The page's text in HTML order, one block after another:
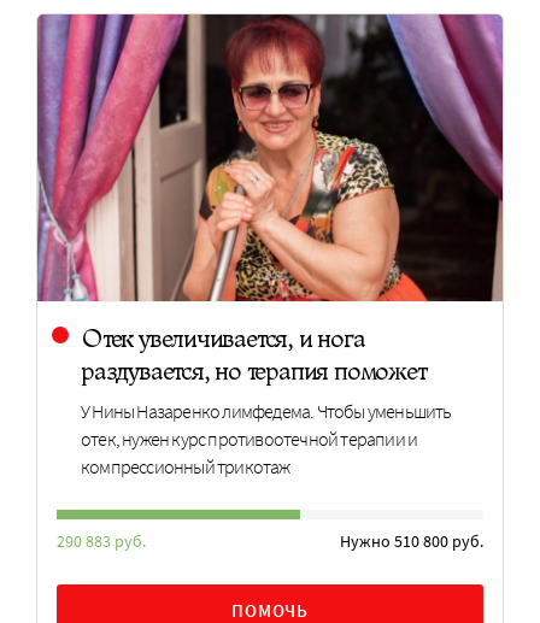
Отек увеличивается, и нога
раздувается, но терапия поможет
У Нины Назаренко лимфедема. Чтобы уменьшить
отек, нужен курс противоотечной терапии и
компрессионный трикотаж
290 883 руб. Нужно 510 800 руб.
ПОМОЧЬ